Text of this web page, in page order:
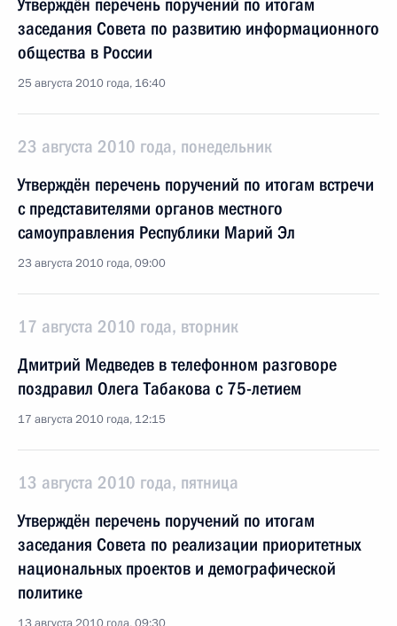
Утверждён перечень поручений по итогам
заседания Совета по развитию информационного
общества в России
25 августа 2010 года, 16:40
23 августа 2010 года, понедельник
Утверждён перечень поручений по итогам встречи
с представителями органов местного
самоуправления Республики Марий Эл
23 августа 2010 года, 09:00
17 августа 2010 года, вторник
Дмитрий Медведев в телефонном разговоре
поздравил Олега Табакова с 75-летием
17 августа 2010 года, 12:15
13 августа 2010 года, пятница
Утверждён перечень поручений по итогам
заседания Совета по реализации приоритетных
национальных проектов и демографической
политике